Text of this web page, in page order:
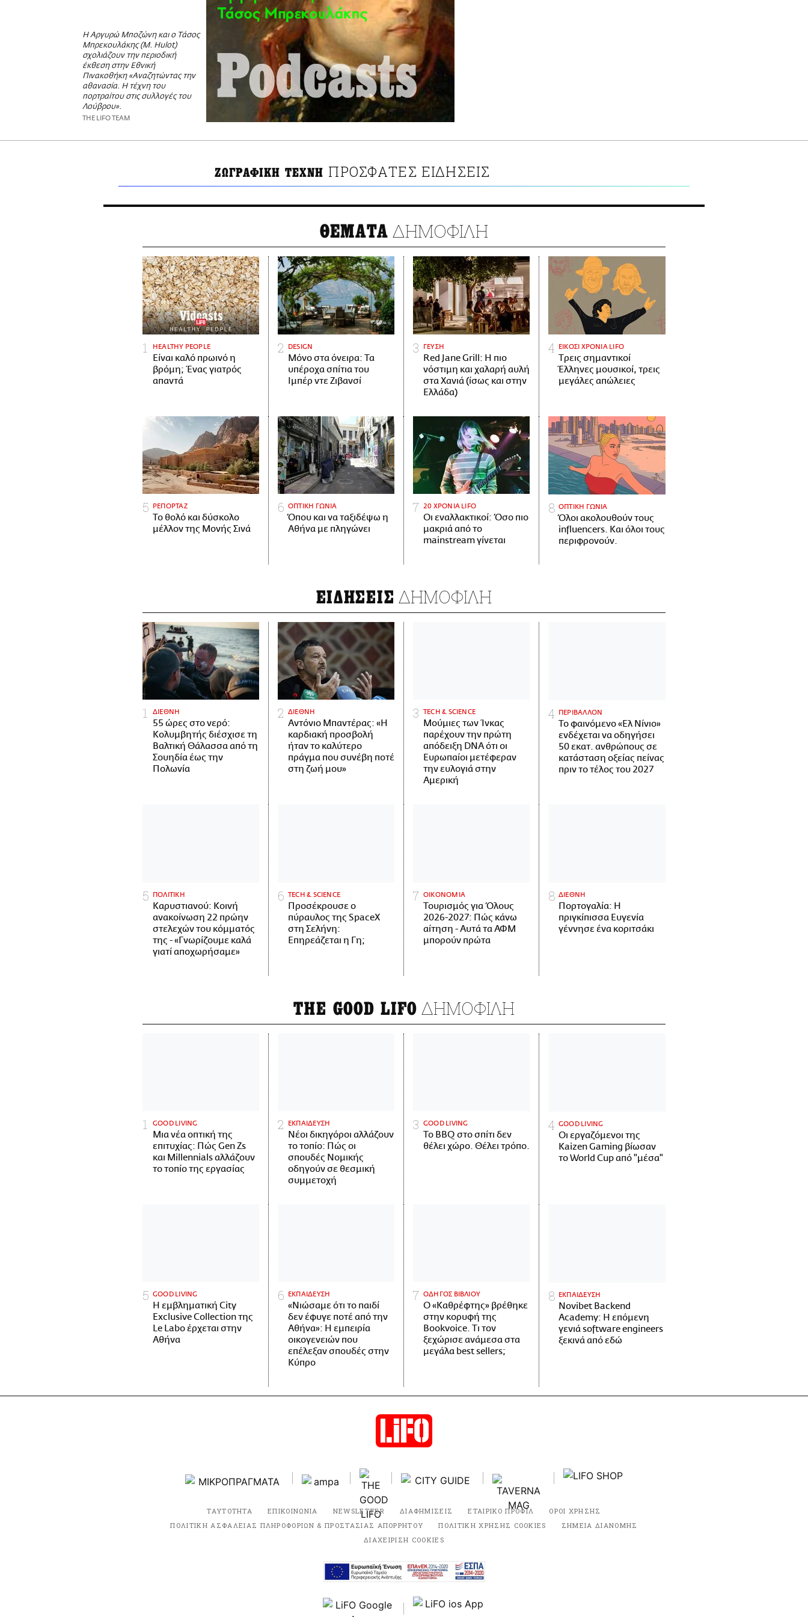
Η Αργυρώ Μποζώνη και ο Τάσος
Μπρεκουλάκης (M. Hulot)
σχολιάζουν την περιοδική
έκθεση στην Εθνική
Πινακοθήκη «Αναζητώντας την
αθανασία. Η τέχνη του
πορτραίτου στις συλλογές του
Λούβρου».
THE LIFO TEAM
ΖΩΓΡΑΦΙΚΗ ΤΕΧΝΗ ΠΡΟΣΦΑΤΕΣ ΕΙΔΗΣΕΙΣ
ΘΕΜΑΤΑ ΔΗΜΟΦΙΛΗ
HEALTHY PEOPLE
Είναι καλό πρωινό η
βρόμη; Ένας γιατρός
απαντά
DESIGN
Μόνο στα όνειρα: Τα
υπέροχα σπίτια του
Ιμπέρ ντε Ζιβανσί
ΓΕΥΣΗ
Red Jane Grill: Η πιο
νόστιμη και χαλαρή αυλή
στα Χανιά (ίσως και στην
Ελλάδα)
ΕΙΚΟΣΙ ΧΡΟΝΙΑ LIFO
Tρεις σημαντικοί
Έλληνες μουσικοί, τρεις
μεγάλες απώλειες
ΡΕΠΟΡΤΑΖ
Το θολό και δύσκολο
μέλλον της Μονής Σινά
ΟΠΤΙΚΗ ΓΩΝΙΑ
Όπου και να ταξιδέψω η
Αθήνα με πληγώνει
20 ΧΡΟΝΙΑ LIFO
Οι εναλλακτικοί: Όσο πιο
μακριά από το
mainstream γίνεται
ΟΠΤΙΚΗ ΓΩΝΙΑ
Όλοι ακολουθούν τους
influencers. Και όλοι τους
περιφρονούν.
ΕΙΔΗΣΕΙΣ ΔΗΜΟΦΙΛΗ
ΔΙΕΘΝΗ
55 ώρες στο νερό:
Κολυμβητής διέσχισε τη
Βαλτική Θάλασσα από τη
Σουηδία έως την
Πολωνία
ΔΙΕΘΝΗ
Αντόνιο Μπαντέρας: «Η
καρδιακή προσβολή
ήταν το καλύτερο
πράγμα που συνέβη ποτέ
στη ζωή μου»
ΤECH & SCIENCE
Μούμιες των Ίνκας
παρέχουν την πρώτη
απόδειξη DNA ότι οι
Ευρωπαίοι μετέφεραν
την ευλογιά στην
Αμερική
ΠΕΡΙΒΑΛΛΟΝ
Το φαινόμενο «Ελ Νίνιο»
ενδέχεται να οδηγήσει
50 εκατ. ανθρώπους σε
κατάσταση οξείας πείνας
πριν το τέλος του 2027
ΠΟΛΙΤΙΚΗ
Καρυστιανού: Κοινή
ανακοίνωση 22 πρώην
στελεχών του κόμματός
της - «Γνωρίζουμε καλά
γιατί αποχωρήσαμε»
ΤECH & SCIENCE
Προσέκρουσε ο
πύραυλος της SpaceX
στη Σελήνη:
Επηρεάζεται η Γη;
ΟΙΚΟΝΟΜΙΑ
Τουρισμός για Όλους
2026-2027: Πώς κάνω
αίτηση - Αυτά τα ΑΦΜ
μπορούν πρώτα
ΔΙΕΘΝΗ
Πορτογαλία: Η
πριγκίπισσα Ευγενία
γέννησε ένα κοριτσάκι
THE GOOD LIFO ΔΗΜΟΦΙΛΗ
GOOD LIVING
Μια νέα οπτική της
επιτυχίας: Πώς Gen Zs
και Millennials αλλάζουν
το τοπίο της εργασίας
ΕΚΠΑΙΔΕΥΣΗ
Νέοι δικηγόροι αλλάζουν
το τοπίο: Πώς οι
σπουδές Νομικής
οδηγούν σε θεσμική
συμμετοχή
GOOD LIVING
Το BBQ στο σπίτι δεν
θέλει χώρο. Θέλει τρόπο.
GOOD LIVING
Οι εργαζόμενοι της
Kaizen Gaming βίωσαν
το World Cup από "μέσα"
GOOD LIVING
Η εμβληματική City
Exclusive Collection της
Le Labo έρχεται στην
Αθήνα
ΕΚΠΑΙΔΕΥΣΗ
«Νιώσαμε ότι το παιδί
δεν έφυγε ποτέ από την
Αθήνα»: Η εμπειρία
οικογενειών που
επέλεξαν σπουδές στην
Κύπρο
ΟΔΗΓΟΣ ΒΙΒΛΙΟΥ
Ο «Καθρέφτης» βρέθηκε
στην κορυφή της
Bookvoice. Τι τον
ξεχώρισε ανάμεσα στα
μεγάλα best sellers;
ΕΚΠΑΙΔΕΥΣΗ
Novibet Backend
Academy: Η επόμενη
γενιά software engineers
ξεκινά από εδώ
ΤΑΥΤΟΤΗΤΑ ΕΠΙΚΟΙΝΩΝΙΑ NEWSLETTER ΔΙΑΦΗΜΙΣΕΙΣ ΕΤΑΙΡΙΚΟ ΠΡΟΦΙΛ
ΟΡΟΙ ΧΡΗΣΗΣ
ΠΟΛΙΤΙΚΗ ΑΣΦΑΛΕΙΑΣ ΠΛΗΡΟΦΟΡΙΩΝ & ΠΡΟΣΤΑΣΙΑΣ ΑΠΟΡΡΗΤΟΥ
ΠΟΛΙΤΙΚΗ ΧΡΗΣΗΣ COOKIES
ΣΗΜΕΙΑ ΔΙΑΝΟΜΗΣ
ΔΙΑΧΕΙΡΙΣΗ COOKIES